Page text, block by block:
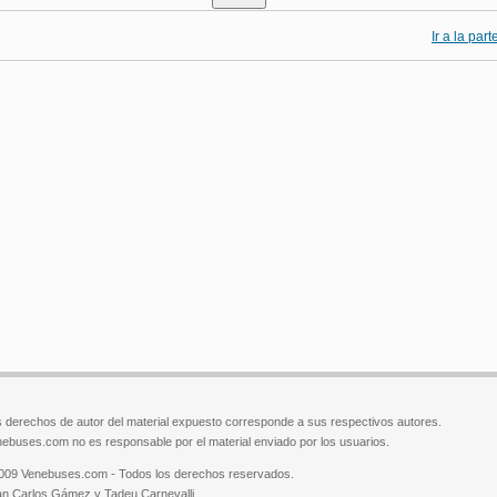
Ir a la
derechos de autor del material expuesto corresponde a sus respectivos autores.
no es responsable por el material enviado por los usuarios.
Venebuses.com - Todos los derechos reservados.
Carlos Gámez y Tadeu Carnevalli